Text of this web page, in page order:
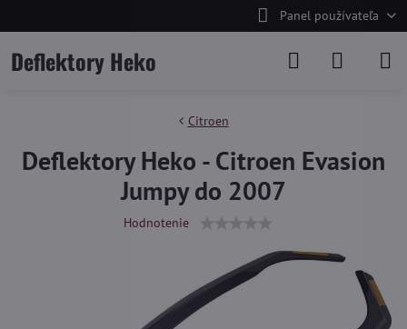
Panel používateľa
Deflektory Heko
Citroen
Deflektory Heko - Citroen Evasion
Jumpy do 2007
Hodnotenie